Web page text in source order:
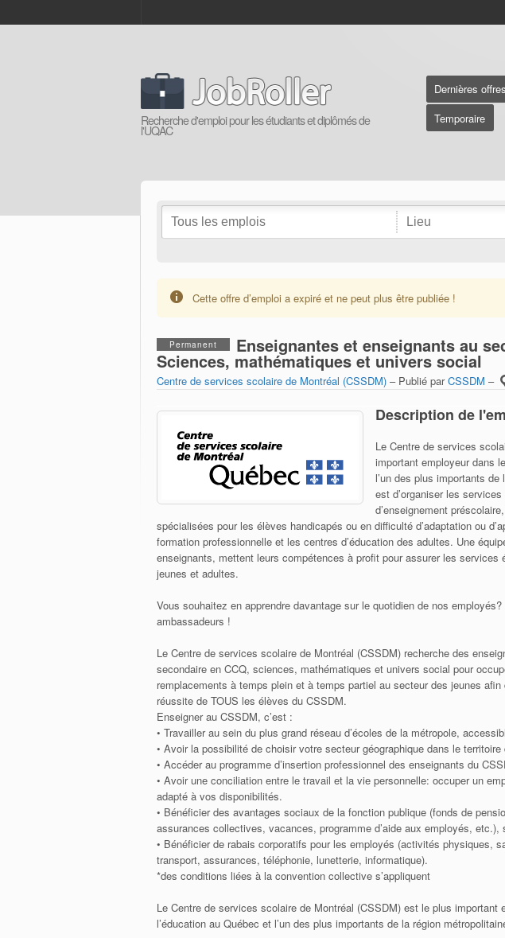
Recherche d'emploi pour les étudiants et diplômés de
l'UQAC
Dernières
Temporaire
Cette offre d’emploi a expiré et ne peut plus être publiée !
Permanent Enseignantes et enseignants au
Sciences, mathématiques et univers social
Centre de services scolaire de Montréal (CSSDM) – Publié parCSSDM –
Description de
Le Centre de services
important employeur dans
l’un des plus importants
est d’organiser les
d’enseignement
spécialisées pour les élèves handicapés ou en difficulté d’adaptation ou
formation professionnelle et les centres d’éducation des adultes. Une
enseignants, mettent leurs compétences à profit pour assurer les services
jeunes et adultes.
Vous souhaitez en apprendre davantage sur le quotidien de nos
ambassadeurs !
Le Centre de services scolaire de Montréal (CSSDM) recherche des
secondaire en CCQ, sciences, mathématiques et univers social pour
remplacements à temps plein et à temps partiel au secteur des jeunes
réussite de TOUS les élèves du CSSDM.
Enseigner au CSSDM, c’est :
• Travailler au sein du plus grand réseau d’écoles de la métropole,
• Avoir la possibilité de choisir votre secteur géographique dans le territoire
• Accéder au programme d’insertion professionnel des enseignants du
• Avoir une conciliation entre le travail et la vie personnelle: occuper un
adapté à vos disponibilités.
• Bénéficier des avantages sociaux de la fonction publique (fonds de
assurances collectives, vacances, programme d’aide aux employés, etc.),
• Bénéficier de rabais corporatifs pour les employés (activités physiques,
transport, assurances, téléphonie, lunetterie, informatique).
*des conditions liées à la convention collective s’appliquent
Le Centre de services scolaire de Montréal (CSSDM) est le plus important
l’éducation au Québec et l’un des plus importants de la région